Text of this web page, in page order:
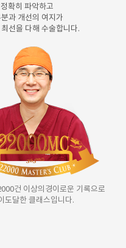
확히 파악하고
과 개선의 여지가
선을 다해 수술합니다.
건 이상의경이로운 기록으로
도달한 클래스입니다.